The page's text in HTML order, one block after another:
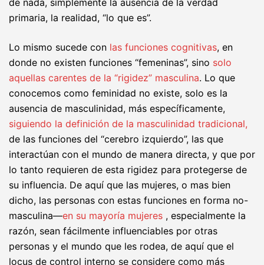
de nada, simplemente la ausencia de la verdad
primaria, la realidad, “lo que es”.
Lo mismo sucede con las funciones cognitivas, en
donde no existen funciones “femeninas”, sino solo
aquellas carentes de la “rigidez” masculina. Lo que
conocemos como feminidad no existe, solo es la
ausencia de masculinidad, más específicamente,
siguiendo la definición de la masculinidad tradicional,
de las funciones del “cerebro izquierdo”, las que
interactúan con el mundo de manera directa, y que por
lo tanto requieren de esta rigidez para protegerse de
su influencia. De aquí que las mujeres, o mas bien
dicho, las personas con estas funciones en forma no-
masculina—en su mayoría mujeres , especialmente la
razón, sean fácilmente influenciables por otras
personas y el mundo que les rodea, de aquí que el
locus de control interno se considere como más